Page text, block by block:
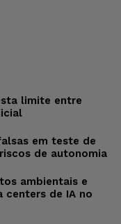
limite entre
em teste de
de autonomia
ambientais e
centers de IA no